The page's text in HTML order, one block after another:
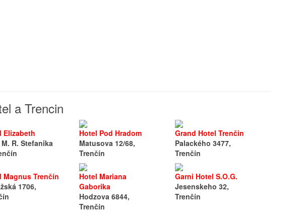
a Trencin
Elizabeth
R. Stefanika
Hotel Pod Hradom
Matusova 12/68,
Trenčín
Grand Hotel Trenčin
Palackého 3477,
Trenčín
Magnus Trenčín
1706,
Hotel Mariana
Gaborika
Hodzova 6844,
Trenčín
Garni Hotel S.O.G.
Jesenskeho 32,
Trenčín